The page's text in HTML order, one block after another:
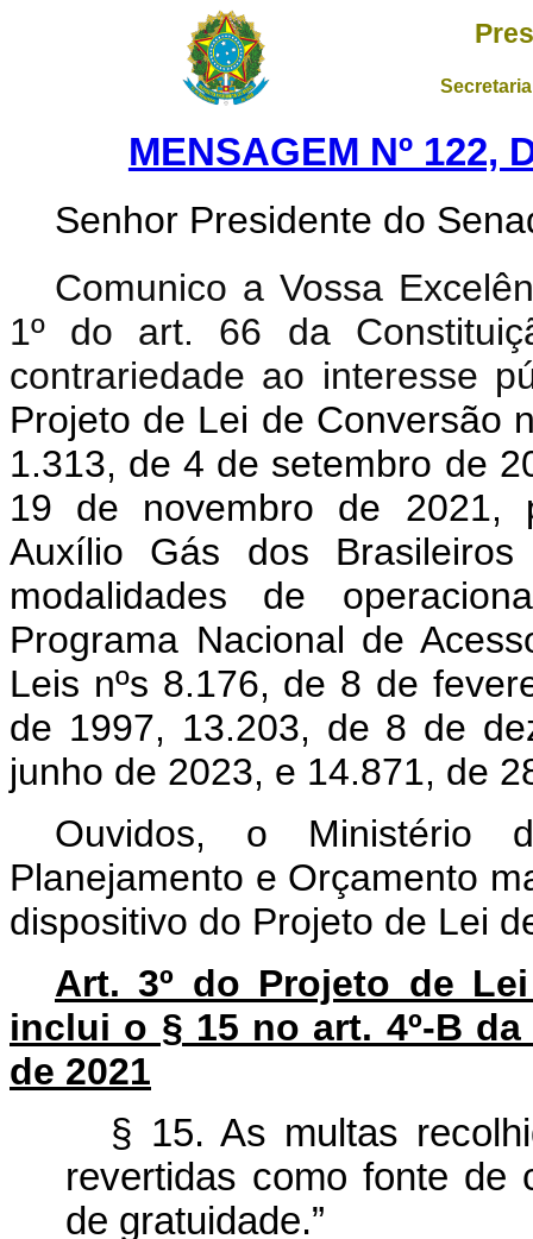
MENSAGEM Nº 122,
Senhor Presidente do
Comunico a Vossa
1º do art. 66 da
contrariedade ao interesse
Projeto de Lei de Conversão
1.313, de 4 de setembro de
19 de novembro de 2021,
Auxílio Gás dos
modalidades de
Programa Nacional de
Leis nºs 8.176, de 8 de
de 1997, 13.203, de 8 de
junho de 2023, e 14.871, de
Ouvidos, o Ministério
Planejamento e Orçamento
dispositivo do Projeto de Lei
Art. 3º do Projeto de
inclui o § 15 no art. 4º-B
de 2021
§ 15. As multas
revertidas como fonte de
de gratuidade.”